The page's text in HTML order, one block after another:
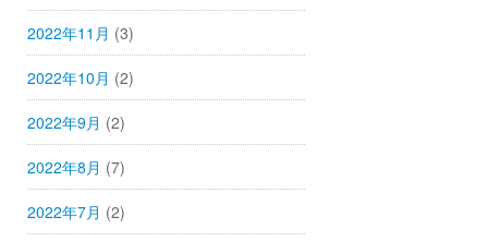
2022年11月 (3)
2022年10月 (2)
2022年9月 (2)
2022年8月 (7)
2022年7月 (2)